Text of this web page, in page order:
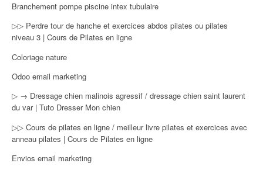
Branchement pompe piscine intex tubulaire
▷▷ Perdre tour de hanche et exercices abdos pilates ou pilates
niveau 3 | Cours de Pilates en ligne
Coloriage nature
Odoo email marketing
▷ → Dressage chien malinois agressif / dressage chien saint laurent
du var | Tuto Dresser Mon chien
▷▷ Cours de pilates en ligne / meilleur livre pilates et exercices avec
anneau pilates | Cours de Pilates en ligne
Envios email marketing